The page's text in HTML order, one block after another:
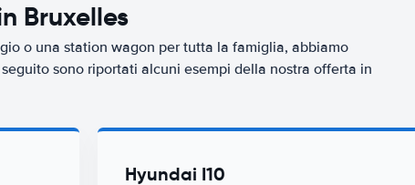
Bruxelles
o una station wagon per tutta la famiglia, abbiamo
sono riportati alcuni esempi della nostra offerta in
Hyundai I10